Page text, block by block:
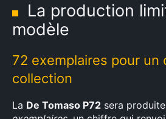
La production
modèle
72 exemplaires pour un
collection
La De Tomaso P72 sera